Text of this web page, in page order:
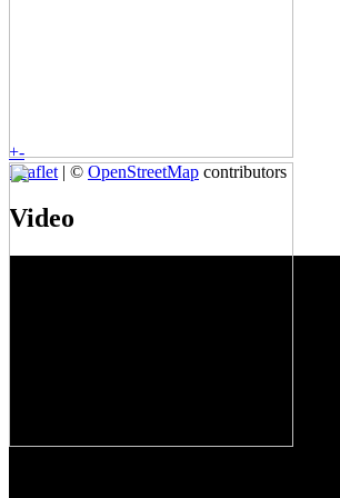
+-
Leaflet | © OpenStreetMap contributors
Video